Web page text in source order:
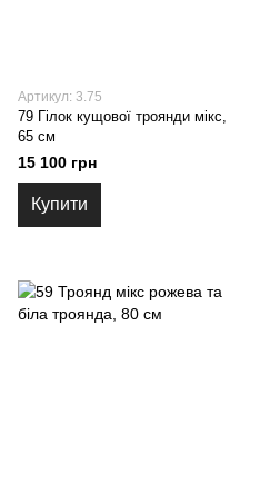
Артикул: 3.75
79 Гілок кущової троянди мікс,
65 см
15 100 грн
Купити